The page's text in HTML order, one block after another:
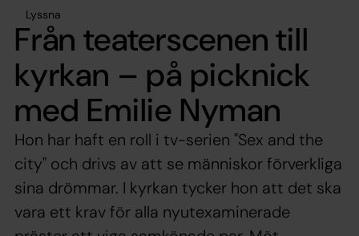
Lyssna
Från teaterscenen till
kyrkan – på picknick
med Emilie Nyman
Hon har haft en roll i tv-serien "Sex and the
city" och drivs av att se människor förverkliga
sina drömmar. I kyrkan tycker hon att det ska
vara ett krav för alla nyutexaminerade